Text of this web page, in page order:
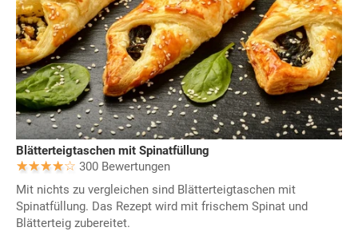
Blätterteigtaschen mit Spinatfüllung
300 Bewertungen
Mit nichts zu vergleichen sind Blätterteigtaschen mit
Spinatfüllung. Das Rezept wird mit frischem Spinat und
Blätterteig zubereitet.